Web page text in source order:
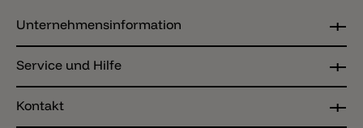
Kontakt
Unternehmensinformation
Service und Hilfe